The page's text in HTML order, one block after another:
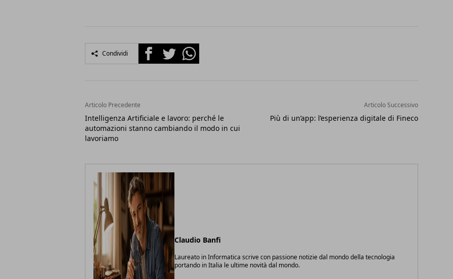
Condividi FacebookTwitterWhatsapp
Articolo Precedente
Intelligenza Artificiale e lavoro: perché le
automazioni stanno cambiando il modo in cui
lavoriamo
Articolo Successivo
Più di un’app: l’esperienza digitale di Fineco
Claudio Banfi
Laureato in Informatica scrive con passione notizie dal mondo della tecnologia
portando in Italia le ultime novità dal mondo.